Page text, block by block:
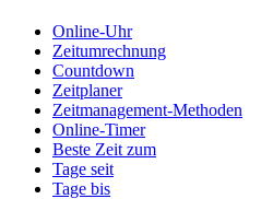
Online-Uhr
Zeitumrechnung
Countdown
Zeitplaner
Zeitmanagement-Methoden
Online-Timer
Beste Zeit zum
Tage seit
Tage bis